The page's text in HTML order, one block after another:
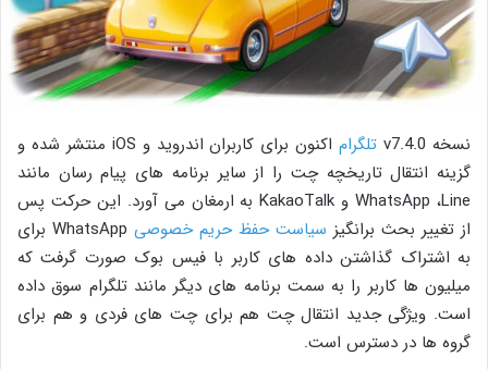
نسخه v7.4.0 تلگرام
اکنون برای کاربران اندروید و iOS منتشر شده و
گزینه انتقال تاریخچه چت را از سایر برنامه های پیام رسان مانند
WhatsApp ،Line و KakaoTalk به ارمغان می آورد. این حرکت پس
از تغییر بحث برانگیز سیاست حفظ حریم خصوصی
WhatsApp برای
به اشتراک گذاشتن داده های کاربر با فیس بوک صورت گرفت که
میلیون ها کاربر را به سمت برنامه های دیگر مانند تلگرام سوق داده
است. ویژگی جدید انتقال چت هم برای چت های فردی و هم برای
گروه ها در دسترس است.